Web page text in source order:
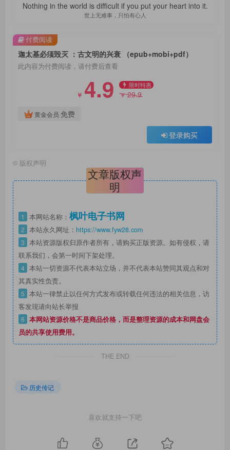
Nothing in the world is difficult if you put your heart into it.
世上无难事，只怕有心人
迦太基必须毁灭 ：古文明的兴衰 （epub+mobi+pdf）
此内容为付费阅读，请付费后查看
￥ 4.9 限时特惠
￥29.9
黄金会员 免费
登录购买
付费阅读
© 版权声明
文章版权声
明
1 本网站名称： 枫叶电子书网
2 本站永久网址： https://www.fyw28.com
3 本站资源版权归原作者所有，请购买正版资源。如有侵权，请
联系我们，会第一时间下架处理。
4 本站一切资源不代表本站立场，并不代表本站赞同其观点和对
其真实性负责。
5 本站一律禁止以任何方式发布或转载任何违法的相关信息，访
客发现请向站长举报
6 本网站资源价格不是商品价格，而是整理资源的成本和网盘会
员的共享使用费用。
THE END
历史传记
喜欢就支持一下吧